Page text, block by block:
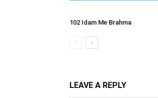
102 Idam Me Brahma
LEAVE A REPLY